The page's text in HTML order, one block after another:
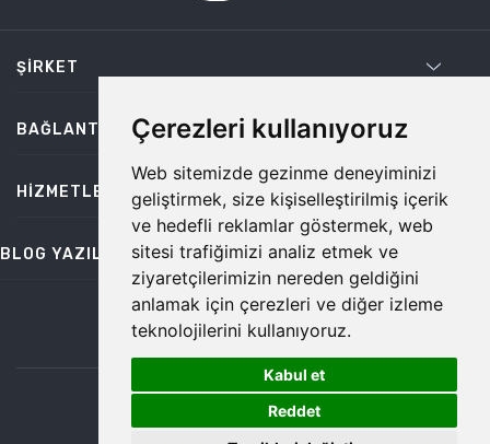
Çerezleri kullanıyoruz
Web sitemizde gezinme deneyiminizi
geliştirmek, size kişiselleştirilmiş içerik
ve hedefli reklamlar göstermek, web
sitesi trafiğimizi analiz etmek ve
ziyaretçilerimizin nereden geldiğini
anlamak için çerezleri ve diğer izleme
teknolojilerini kullanıyoruz.
Kabul et
Reddet
ŞIRKET
BAĞLANTILAR
HIZMETLER
BLOG YAZILARI
bilgi@temiz.co
©2026 Temiz, Her Hakkı Saklıdır.